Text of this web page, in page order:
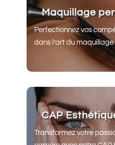
Maquillage
Perfectionnez vos
dans l’art du maquillage
CAP
Transformez votre